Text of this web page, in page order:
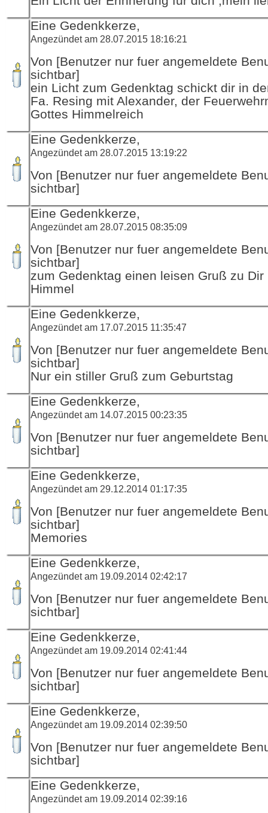
Eine Gedenkkerze,
Angezündet am 28.07.2015 18:16:21
Von [Benutzer nur fuer angemeldete
sichtbar]
ein Licht zum Gedenktag schickt dir in
Fa. Resing mit Alexander, der
Gottes Himmelreich
Eine Gedenkkerze,
Angezündet am 28.07.2015 13:19:22
Von [Benutzer nur fuer angemeldete
sichtbar]
Eine Gedenkkerze,
Angezündet am 28.07.2015 08:35:09
Von [Benutzer nur fuer angemeldete
sichtbar]
zum Gedenktag einen leisen Gruß zu Dir
Himmel
Eine Gedenkkerze,
Angezündet am 17.07.2015 11:35:47
Von [Benutzer nur fuer angemeldete
sichtbar]
Nur ein stiller Gruß zum Geburtstag
Eine Gedenkkerze,
Angezündet am 14.07.2015 00:23:35
Von [Benutzer nur fuer angemeldete
sichtbar]
Eine Gedenkkerze,
Angezündet am 29.12.2014 01:17:35
Von [Benutzer nur fuer angemeldete
sichtbar]
Memories
Eine Gedenkkerze,
Angezündet am 19.09.2014 02:42:17
Von [Benutzer nur fuer angemeldete
sichtbar]
Eine Gedenkkerze,
Angezündet am 19.09.2014 02:41:44
Von [Benutzer nur fuer angemeldete
sichtbar]
Eine Gedenkkerze,
Angezündet am 19.09.2014 02:39:50
Von [Benutzer nur fuer angemeldete
sichtbar]
Eine Gedenkkerze,
Angezündet am 19.09.2014 02:39:16